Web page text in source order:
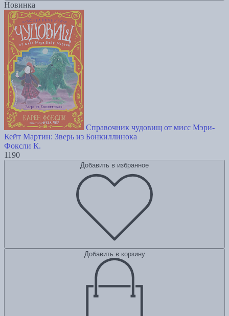
Новинка
Справочник чудовищ от мисс Мэри-
Кейт Мартин: Зверь из Бонкиллинока
Фоксли К.
1190
Добавить в избранное
Добавить в корзину